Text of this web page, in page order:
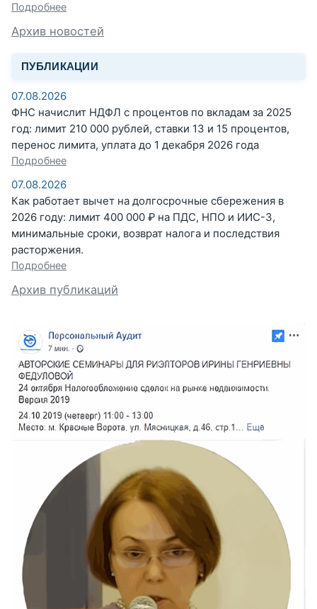
Подробнее
Архив новостей
ПУБЛИКАЦИИ
07.08.2026
ФНС начислит НДФЛ с процентов по вкладам за 2025
год: лимит 210 000 рублей, ставки 13 и 15 процентов,
перенос лимита, уплата до 1 декабря 2026 года
Подробнее
07.08.2026
Как работает вычет на долгосрочные сбережения в
2026 году: лимит 400 000 ₽ на ПДС, НПО и ИИС-3,
минимальные сроки, возврат налога и последствия
расторжения.
Подробнее
Архив публикаций